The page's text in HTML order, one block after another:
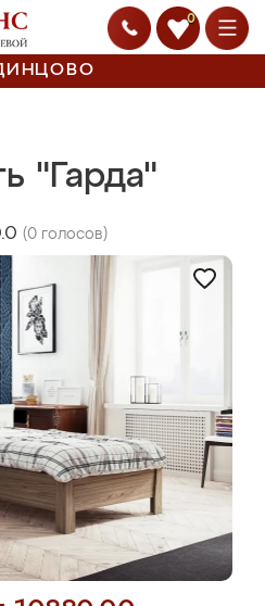
0
"Гарда"
(0 голосов)